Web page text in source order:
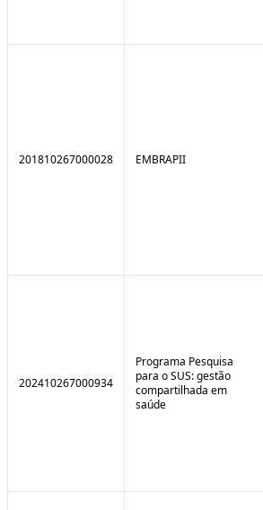
201810267000028 EMBRAPII
202410267000934
Programa Pesquisa
para o SUS: gestão
compartilhada em
saúde